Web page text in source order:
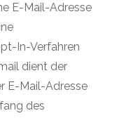
E-Mail-Adresse
In-Verfahren
dient der
E-Mail-Adresse
des